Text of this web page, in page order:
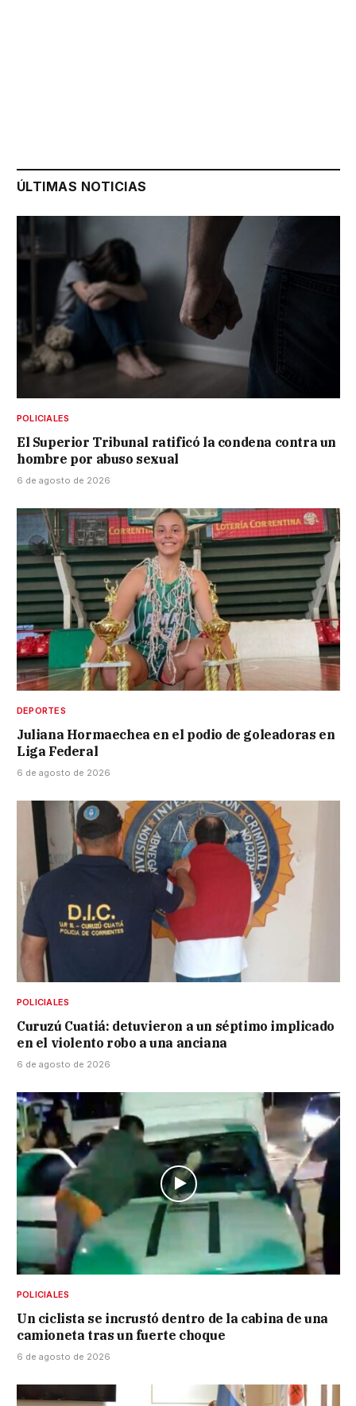
ÚLTIMAS NOTICIAS
POLICIALES
El Superior Tribunal ratificó la condena contra un
hombre por abuso sexual
6 de agosto de 2026
DEPORTES
Juliana Hormaechea en el podio de goleadoras en
Liga Federal
6 de agosto de 2026
POLICIALES
Curuzú Cuatiá: detuvieron a un séptimo implicado
en el violento robo a una anciana
6 de agosto de 2026
POLICIALES
Un ciclista se incrustó dentro de la cabina de una
camioneta tras un fuerte choque
6 de agosto de 2026